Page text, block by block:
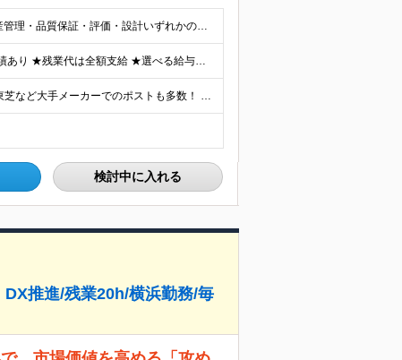
《40・50・60代も活躍中》 ■学歴不問 ■生産技術・生産管理・品質保証・評価・設計いずれかの実務経験をお持ちの方 ▽こんな方にオススメです！▽ 「経験を活かして幅広いプロジェクトに携わりたい」
★通勤＆就業＆地域/住宅＆役職手当あり ★在宅勤務実績あり ★残業代は全額支給 ★選べる給与制度あり！ ■東京・神奈川・千葉・埼玉勤務の場合 月給24.5万円～55万円＋諸手当 （残業代は全額支給）
★リモート実績あり★ トヨタ自動車・パナソニック・東芝など大手メーカーでのポストも多数！ 全国の取引先での就業となります（沖縄を除く） 『地元で働きたい』という希望に、業界トップクラス約7,00
検討中に入れる
推進/残業20h/横浜勤務/毎